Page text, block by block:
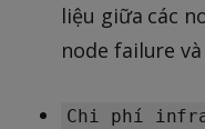
liệu giữa các
node failure
Chi phí